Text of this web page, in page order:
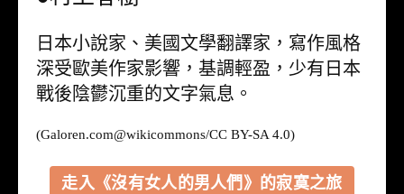
日本小說家、美國文學翻譯家，寫作風格
深受歐美作家影響，基調輕盈，少有日本
戰後陰鬱沉重的文字氣息。
(Galoren.com@wikicommons/CC BY-SA 4.0)
走入《沒有女人的男人們》的寂寞之旅